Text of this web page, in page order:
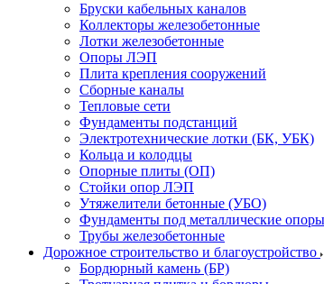
Бруски кабельных каналов
Коллекторы железобетонные
Лотки железобетонные
Опоры ЛЭП
Плита крепления сооружений
Сборные каналы
Тепловые сети
Фундаменты подстанций
Электротехнические лотки (БК, УБК)
Кольца и колодцы
Опорные плиты (ОП)
Стойки опор ЛЭП
Утяжелители бетонные (УБО)
Фундаменты под металлические
Трубы железобетонные
Дорожное строительство и благоустройство
Бордюрный камень (БР)